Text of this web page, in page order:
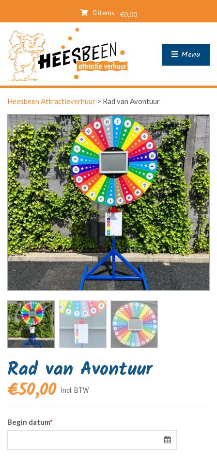
0 items - €0,00
Menu
Heesbeen Attractieverhuur > Rad van Avontuur
Rad van Avontuur
€50,00
Begin datum*